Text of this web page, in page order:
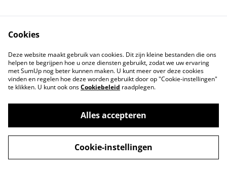
Contact
Voorwaarden
Privacybeleid
Cookiebeleid
©2026Markthuis Friesland
powered by
Cookies
Deze website maakt gebruik van cookies. Dit zijn kleine bestanden die ons
helpen te begrijpen hoe u onze diensten gebruikt, zodat we uw ervaring
met SumUp nog beter kunnen maken. U kunt meer over deze cookies
vinden en regelen hoe deze worden gebruikt door op "Cookie-instellingen"
te klikken. U kunt ook onsCookiebeleid raadplegen.
Alles accepteren
Cookie-instellingen